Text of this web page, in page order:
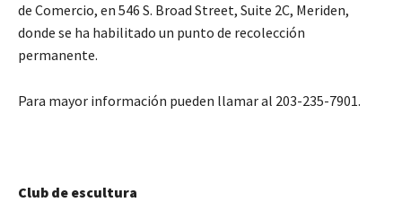
de Comercio, en 546 S. Broad Street, Suite 2C, Meriden,
donde se ha habilitado un punto de recolección
permanente.
Para mayor información pueden llamar al 203-235-7901.
Club de escultura